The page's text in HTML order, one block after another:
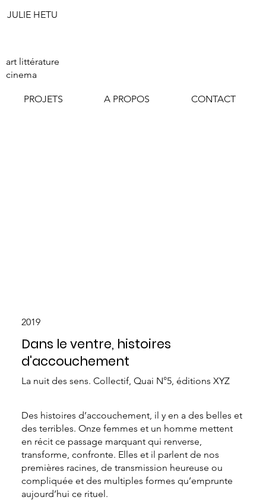
art littérature
cinema
JULIE HETU
PROJETS A PROPOS CONTACT
La nuit des sens. Collectif, Quai N°5, éditions XYZ
Dans le ventre, histoires
d'accouchement
2019
Des histoires d’accouchement, il y en a des belles et
des terribles. Onze femmes et un homme mettent
en récit ce passage marquant qui renverse,
transforme, confronte. Elles et il parlent de nos
premières racines, de transmission heureuse ou
compliquée et des multiples formes qu’emprunte
aujourd’hui ce rituel.